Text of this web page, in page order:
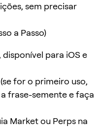
sem precisar
a Passo)
, disponível para iOS e
for o primeiro uso,
frase-semente e faça
Market ou Perps na